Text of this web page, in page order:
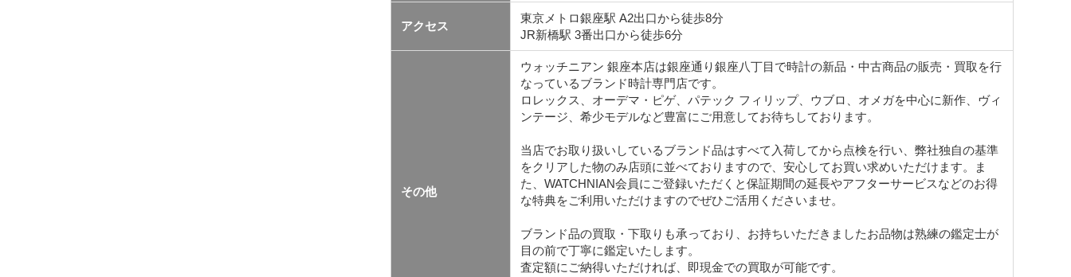
アクセス
東京メトロ銀座駅 A2出口から徒歩8分
JR新橋駅 3番出口から徒歩6分
その他
ウォッチニアン 銀座本店は銀座通り銀座八丁目で時計の新品・中古商品の販売・買取を行
なっているブランド時計専門店です。
ロレックス、オーデマ・ピゲ、パテック フィリップ、ウブロ、オメガを中心に新作、ヴィ
ンテージ、希少モデルなど豊富にご用意してお待ちしております。
当店でお取り扱いしているブランド品はすべて入荷してから点検を行い、弊社独自の基準
をクリアした物のみ店頭に並べておりますので、安心してお買い求めいただけます。ま
た、WATCHNIAN会員にご登録いただくと保証期間の延長やアフターサービスなどのお得
な特典をご利用いただけますのでぜひご活用くださいませ。
ブランド品の買取・下取りも承っており、お持ちいただきましたお品物は熟練の鑑定士が
目の前で丁寧に鑑定いたします。
査定額にご納得いただければ、即現金での買取が可能です。